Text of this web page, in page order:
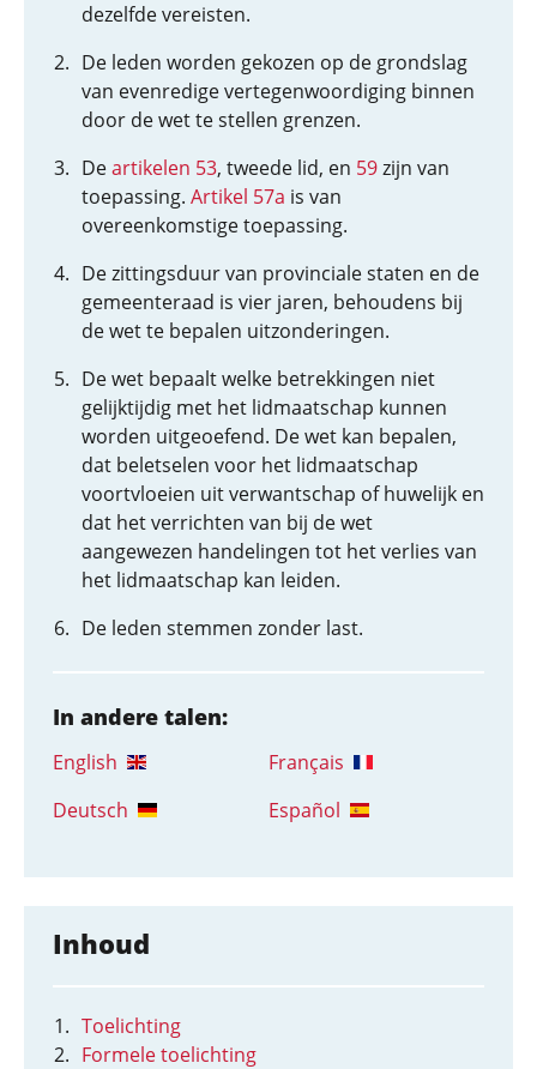
dezelfde vereisten.
De leden worden gekozen op de grondslag
van evenredige vertegenwoordiging binnen
door de wet te stellen grenzen.
Deartikelen 53, tweede lid, en 59zijn van
toepassing. Artikel 57a is van
overeenkomstige toepassing.
De zittingsduur van provinciale staten en de
gemeenteraad is vier jaren, behoudens bij
de wet te bepalen uitzonderingen.
De wet bepaalt welke betrekkingen niet
gelijktijdig met het lidmaatschap kunnen
worden uitgeoefend. De wet kan bepalen,
dat beletselen voor het lidmaatschap
voortvloeien uit verwantschap of huwelijk en
dat het verrichten van bij de wet
aangewezen handelingen tot het verlies van
het lidmaatschap kan leiden.
De leden stemmen zonder last.
In andere talen:
English
Français
Deutsch
Español
Inhoud
Toelichting
Formele toelichting